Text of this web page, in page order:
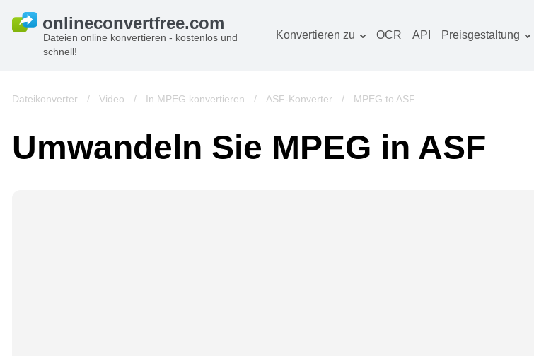
Dateien online konvertieren - kostenlos und
schnell!
Konvertieren zu
Bilderkonverter
Bücherkonverter
OCR API Preisgestaltung
Dateikonverter / Video / In MPEG konvertieren / ASF-Konverter / MPEG to ASF
Umwandeln Sie MPEG in ASF